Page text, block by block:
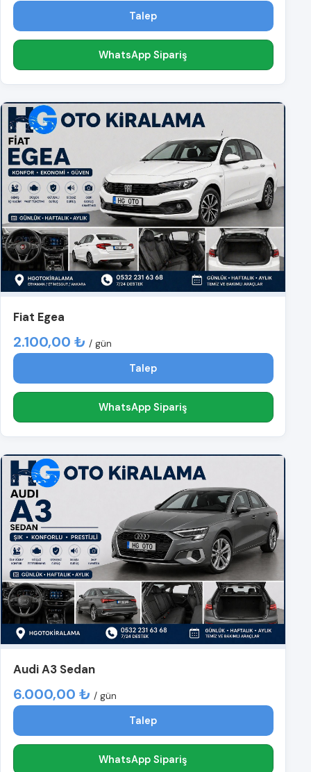
Talep
WhatsApp Sipariş
Fiat Egea
2.100,00 ₺ / gün
Talep
WhatsApp Sipariş
Audi A3 Sedan
6.000,00 ₺ / gün
Talep
WhatsApp Sipariş